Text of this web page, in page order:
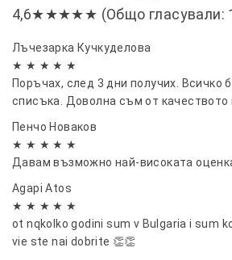
4,6★★★★★ (Общо гласували:
Лъчезарка Кучкуделова
★ ★ ★ ★ ★
Поръчах, след 3 дни получих. Всичко
списъка. Доволна съм от качеството
Пенчо Новаков
★ ★ ★ ★ ★
Давам възможно най-високата
Agapi Atos
★ ★ ★ ★ ★
ot nqkolko godini sum v Bulgaria i sum
vie ste nai dobrite 👏👏